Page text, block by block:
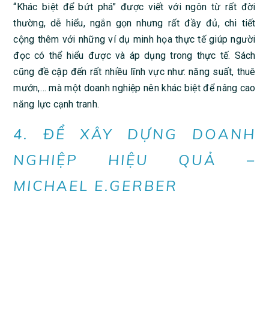
“Khác biệt để bứt phá” được viết với ngôn từ rất đời
thường, dễ hiểu, ngắn gọn nhưng rất đầy đủ, chi tiết
cộng thêm với những ví dụ minh họa thực tế giúp người
đọc có thể hiểu được và áp dụng trong thực tế. Sách
cũng đề cập đến rất nhiều lĩnh vực như: năng suất, thuê
mướn,… mà một doanh nghiệp nên khác biệt để nâng cao
năng lực cạnh tranh.
4. ĐỂ XÂY DỰNG DOANH
NGHIỆP HIỆU QUẢ –
MICHAEL E.GERBER